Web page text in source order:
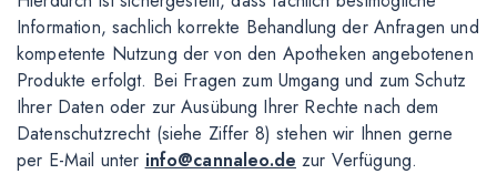
Information, sachlich korrekte Behandlung der Anfragen und
kompetente Nutzung der von den Apotheken angebotenen
Produkte erfolgt. Bei Fragen zum Umgang und zum Schutz
Ihrer Daten oder zur Ausübung Ihrer Rechte nach dem
Datenschutzrecht (siehe Ziffer 8) stehen wir Ihnen gerne
per E-Mail unter info@cannaleo.de zur Verfügung.